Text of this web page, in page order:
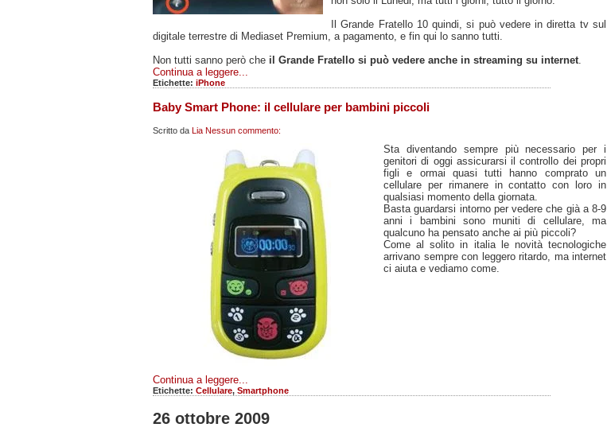
Il Grande Fratello 10 quindi, si può vedere in diretta tv sul
digitale terrestre di Mediaset Premium, a pagamento, e fin qui lo sanno tutti.
Non tutti sanno però che il Grande Fratello si può vedere anche in streaming su internet.
Continua a leggere...
Etichette: iPhone
Baby Smart Phone: il cellulare per bambini piccoli
Scritto da Lia Nessun commento:
Sta diventando sempre più necessario per i
genitori di oggi assicurarsi il controllo dei propri
figli e ormai quasi tutti hanno comprato un
cellulare per rimanere in contatto con loro in
qualsiasi momento della giornata.
Basta guardarsi intorno per vedere che già a 8-9
anni i bambini sono muniti di cellulare, ma
qualcuno ha pensato anche ai più piccoli?
Come al solito in italia le novità tecnologiche
arrivano sempre con leggero ritardo, ma internet
ci aiuta e vediamo come.
Continua a leggere...
Etichette: Cellulare, Smartphone
26 ottobre 2009